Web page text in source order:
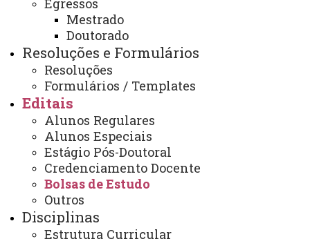
Egressos
Mestrado
Doutorado
Resoluções e Formulários
Resoluções
Formulários / Templates
Editais
Alunos Regulares
Alunos Especiais
Estágio Pós-Doutoral
Credenciamento Docente
Bolsas de Estudo
Outros
Disciplinas
Estrutura Curricular
EDITAL 012/2019-PPGECEM/CB - 2ª CHAMADA -
PROCESSO SELETIVO PARA DISTRIBUIÇÃO DE
BOLSAS 2019 - PPGECEM
ATUALIZAÇÃO MAIS RECENTE: 28 DE AGOSTO DE
2024
ACESSOS: 1092